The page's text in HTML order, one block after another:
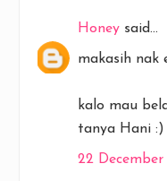
Honey said...
makasih nak
kalo mau
tanya Hani :)
22 December